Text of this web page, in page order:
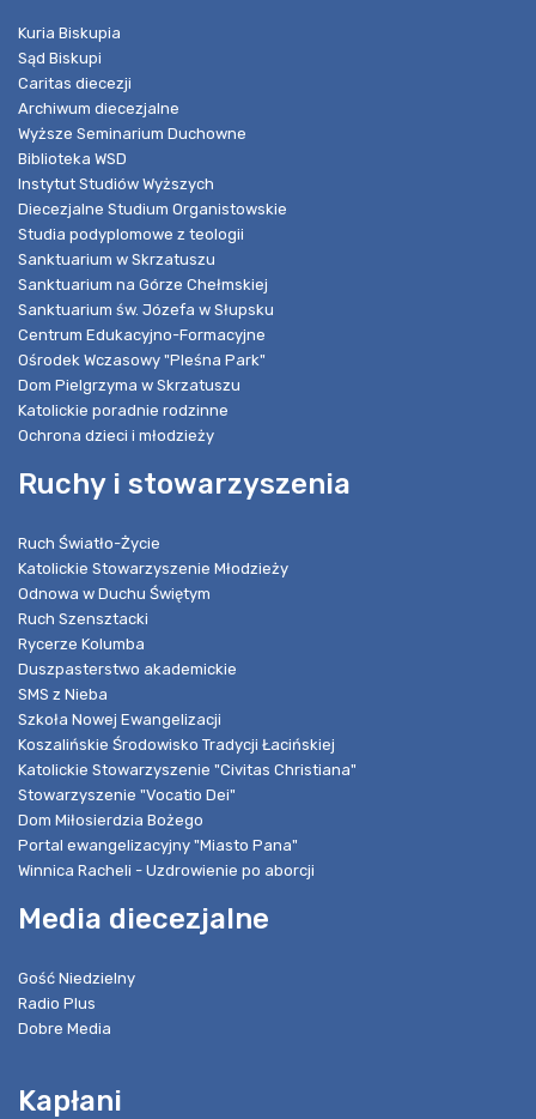
Kuria Biskupia
Sąd Biskupi
Caritas diecezji
Archiwum diecezjalne
Wyższe Seminarium Duchowne
Biblioteka WSD
Instytut Studiów Wyższych
Diecezjalne Studium Organistowskie
Studia podyplomowe z teologii
Sanktuarium w Skrzatuszu
Sanktuarium na Górze Chełmskiej
Sanktuarium św. Józefa w Słupsku
Centrum Edukacyjno-Formacyjne
Ośrodek Wczasowy "Pleśna Park"
Dom Pielgrzyma w Skrzatuszu
Katolickie poradnie rodzinne
Ochrona dzieci i młodzieży
Ruchy i stowarzyszenia
Ruch Światło-Życie
Katolickie Stowarzyszenie Młodzieży
Odnowa w Duchu Świętym
Ruch Szensztacki
Rycerze Kolumba
Duszpasterstwo akademickie
SMS z Nieba
Szkoła Nowej Ewangelizacji
Koszalińskie Środowisko Tradycji Łacińskiej
Katolickie Stowarzyszenie "Civitas Christiana"
Stowarzyszenie "Vocatio Dei"
Dom Miłosierdzia Bożego
Portal ewangelizacyjny "Miasto Pana"
Winnica Racheli - Uzdrowienie po aborcji
Media diecezjalne
Gość Niedzielny
Radio Plus
Dobre Media
Kapłani